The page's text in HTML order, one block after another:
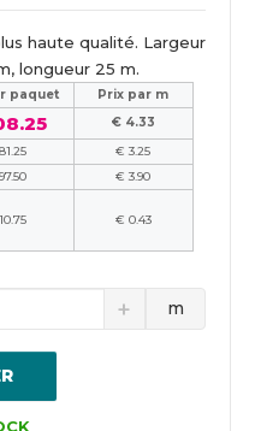
haute qualité. Largeur
longueur 25 m.
paquet
Prix par m
€ 4.33
€ 3.25
€ 3.90
€ 0.43
m